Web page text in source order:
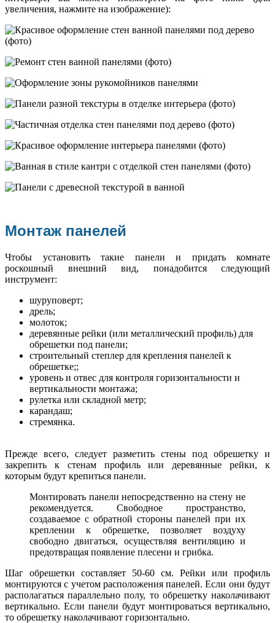
увеличения, нажмите на изображение):
Монтаж панелей
Чтобы установить такие панели и придать комнате
роскошный внешний вид, понадобится следующий
инструмент:
шуруповерт;
дрель;
молоток;
деревянные рейки (или металлический профиль) для
обрешетки под панели;
строительный степлер для крепления панелей к
обрешетке;;
уровень и отвес для контроля горизонтальности и
вертикальности монтажа;
рулетка или складной метр;
карандаш;
стремянка.
Прежде всего, следует разметить стены под обрешетку и
закрепить к стенам профиль или деревянные рейки, к
которым будут крепиться панели.
Монтировать панели непосредственно на стену не
рекомендуется. Свободное пространство,
создаваемое с обратной стороны панелей при их
креплении к обрешетке, позволяет воздуху
свободно двигаться, осуществляя вентиляцию и
предотвращая появление плесени и грибка.
Шаг обрешетки составляет 50-60 см. Рейки или профиль
монтируются с учетом расположения панелей. Если они будут
располагаться параллельно полу, то обрешетку наколачивают
вертикально. Если панели будут монтироваться вертикально,
то обрешетку наколачивают горизонтально.